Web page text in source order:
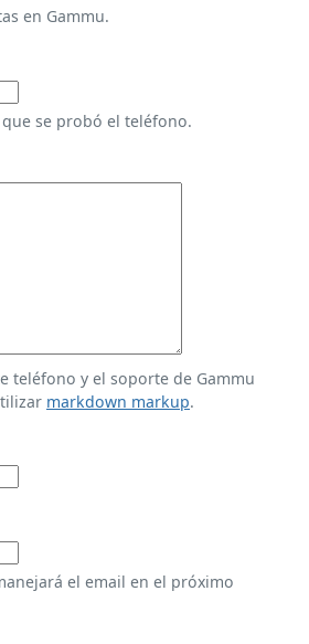
en Gammu.
se probó el teléfono.
teléfono y el soporte de Gammu
markdown markup.
el email en el próximo